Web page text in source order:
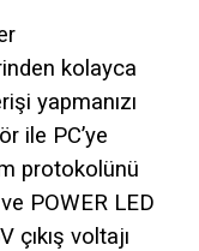
kolayca
yapmanızı
ile PC’ye
protokolünü
POWER LED
çıkış voltajı